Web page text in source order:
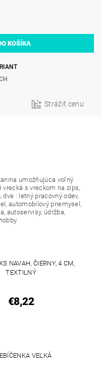
Strážiť cenu
umožňujúca voľný
vrecká s vreckom na zips,
: letný pracovný odev,
automobilový priemysel,
autoservisy, údržba,
NAVAH, ČIERNY, 4 CM,
TEXTILNÝ
€8,22
VEĽKÁ